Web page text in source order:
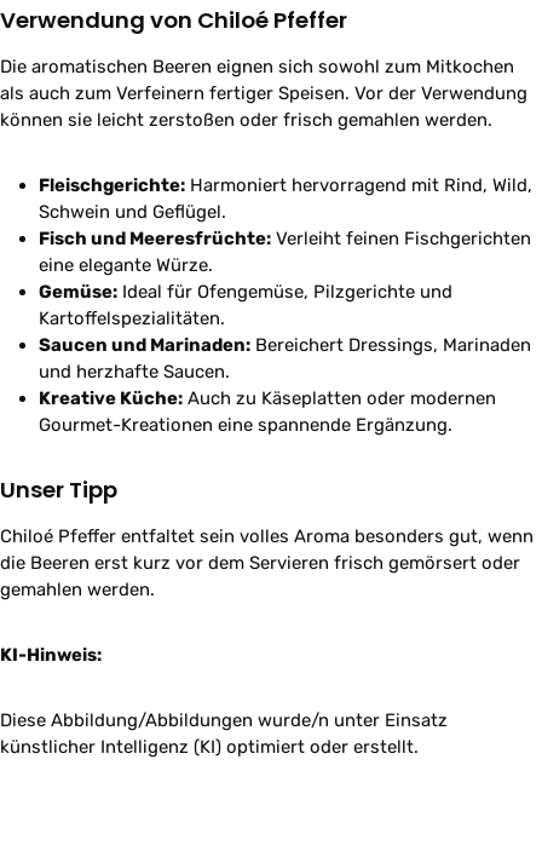
Verwendung von Chiloé Pfeffer
Die aromatischen Beeren eignen sich sowohl zum Mitkochen
als auch zum Verfeinern fertiger Speisen. Vor der Verwendung
können sie leicht zerstoßen oder frisch gemahlen werden.
Fleischgerichte: Harmoniert hervorragend mit Rind, Wild,
Schwein und Geflügel.
Fisch und Meeresfrüchte: Verleiht feinen Fischgerichten
eine elegante Würze.
Gemüse: Ideal für Ofengemüse, Pilzgerichte und
Kartoffelspezialitäten.
Saucen und Marinaden: Bereichert Dressings, Marinaden
und herzhafte Saucen.
Kreative Küche: Auch zu Käseplatten oder modernen
Gourmet-Kreationen eine spannende Ergänzung.
Unser Tipp
Chiloé Pfeffer entfaltet sein volles Aroma besonders gut, wenn
die Beeren erst kurz vor dem Servieren frisch gemörsert oder
gemahlen werden.
KI-Hinweis:
Diese Abbildung/Abbildungen wurde/n unter Einsatz
künstlicher Intelligenz (KI) optimiert oder erstellt.